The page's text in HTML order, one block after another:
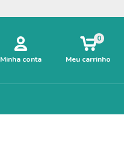
Minha conta Meu carrinho
0